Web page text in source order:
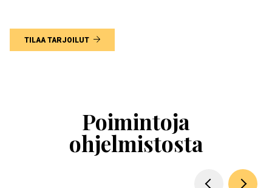
TILAA TARJOILUT
Poimintoja
ohjelmistosta